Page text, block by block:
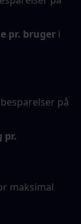
pr. bruger i
besparelser på
pr.
maksimal